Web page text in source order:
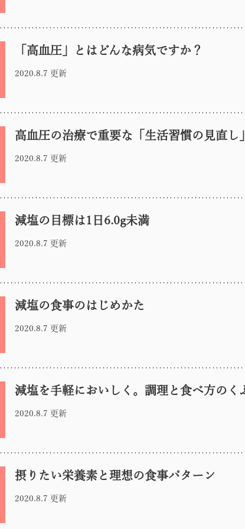
「高血圧」とはどんな病気ですか？
2020.8.7 更新
高血圧の治療で重要な「生活習慣の見直し
2020.8.7 更新
減塩の目標は1日6.0g未満
2020.8.7 更新
減塩の食事のはじめかた
2020.8.7 更新
減塩を手軽においしく。調理と食べ方のく
2020.8.7 更新
摂りたい栄養素と理想の食事パターン
2020.8.7 更新